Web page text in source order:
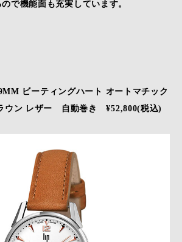
で機能面も充実しています。
ビーティングハート オートマチック
ウン レザー 自動巻き ¥52,800(税込)